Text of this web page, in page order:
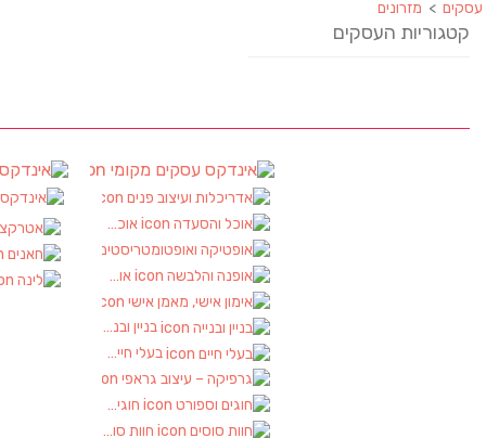
אטרקציות
(2)
חאנים
לינה
אינדקס עסקים מקומי (90)
אדריכלות ועיצוב פנים(2)
אוכל והסעדה (17)
אופטיקה ואופטומטריסטים
אופנה והלבשה (1)
אימון אישי, מאמן אישי(1)
בניין ובנייה (2)
בעלי חיים (2)
גרפיקה – עיצוב גראפי
חוגים וספורט (2)
חוות סוסים (1)